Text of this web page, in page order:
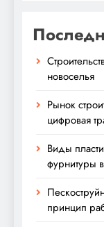
новоселья
Рынок
цифровая
Виды
фурнитуры
принцип